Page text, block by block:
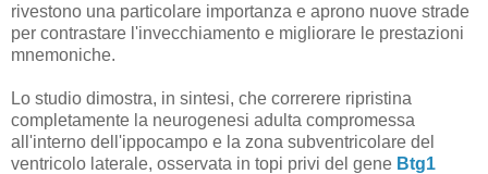
rivestono una particolare importanza e aprono nuove strade
per contrastare l'invecchiamento e migliorare le prestazioni
mnemoniche.
Lo studio dimostra, in sintesi, che correrere ripristina
completamente la neurogenesi adulta compromessa
all'interno dell'ippocampo e la zona subventricolare del
ventricolo laterale, osservata in topi privi del gene Btg1